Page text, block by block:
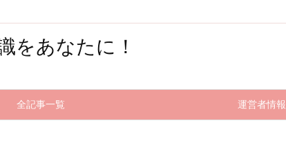
をあなたに！
全記事一覧 運営者情報